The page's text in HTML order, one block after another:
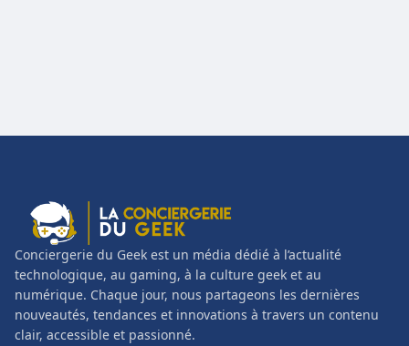
Conciergerie du Geek est un média dédié à l’actualité
technologique, au gaming, à la culture geek et au
numérique. Chaque jour, nous partageons les dernières
nouveautés, tendances et innovations à travers un contenu
clair, accessible et passionné.